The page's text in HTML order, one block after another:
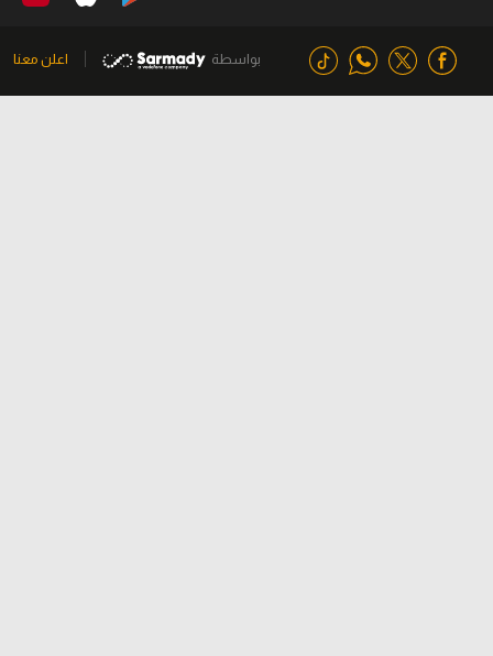
بواسطة اعلن معنا